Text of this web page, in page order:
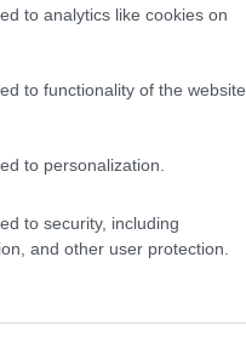
to analytics like cookies on
to functionality of the website
to personalization.
to security, including
and other user protection.